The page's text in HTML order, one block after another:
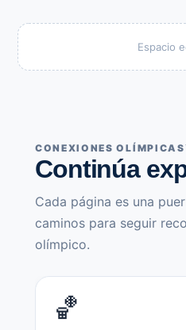
Espacio
CONEXIONES
Continúa
Cada página es una
caminos para seguir
olímpico.
🏀